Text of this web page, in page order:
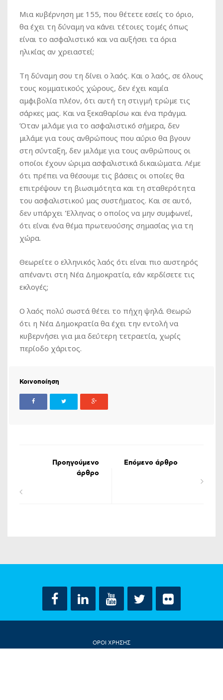
Mια κυβέρνηση με 155, που θέτετε εσείς το όριο,
θα έχει τη δύναμη να κάνει τέτοιες τομές όπως
είναι το ασφαλιστικό και να αυξήσει τα όρια
ηλικίας αν χρειαστεί;
Τη δύναμη σου τη δίνει ο λαός. Και ο λαός, σε όλους
τους κομματικούς χώρους, δεν έχει καμία
αμφιβολία πλέον, ότι αυτή τη στιγμή τρώμε τις
σάρκες μας. Και να ξεκαθαρίσω και ένα πράγμα.
Όταν μιλάμε για το ασφαλιστικό σήμερα, δεν
μιλάμε για τους ανθρώπους που αύριο θα βγουν
στη σύνταξη, δεν μιλάμε για τους ανθρώπους οι
οποίοι έχουν ώριμα ασφαλιστικά δικαιώματα. Λέμε
ότι πρέπει να θέσουμε τις βάσεις οι οποίες θα
επιτρέψουν τη βιωσιμότητα και τη σταθερότητα
του ασφαλιστικού μας συστήματος. Και σε αυτό,
δεν υπάρχει Έλληνας ο οποίος να μην συμφωνεί,
ότι είναι ένα θέμα πρωτευούσης σημασίας για τη
χώρα.
Θεωρείτε ο ελληνικός λαός ότι είναι πιο αυστηρός
απέναντι στη Νέα Δημοκρατία, εάν κερδίσετε τις
εκλογές;
Ο λαός πολύ σωστά θέτει το πήχη ψηλά. Θεωρώ
ότι η Νέα Δημοκρατία θα έχει την εντολή να
κυβερνήσει για μια δεύτερη τετραετία, χωρίς
περίοδο χάριτος.
Κοινοποίηση
Προηγούμενο
άρθρο
Επόμενο άρθρο
ΟΡΟΙ ΧΡΗΣΗΣ